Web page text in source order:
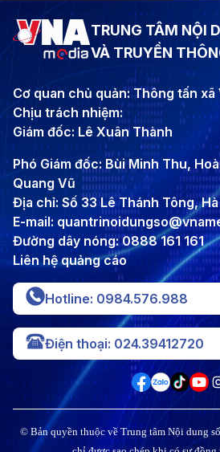
TRUNG TÂM NỘI
VÀ TRUYỀN
Cơ quan chủ quản: Thông tấn xã
Chịu trách nhiệm:
Giám đốc: Lê Xuân Thành
Phó Giám đốc: Bùi Minh Thu,
Quang Vũ
Địa chỉ: Số 33 Lê Thánh Tông,
E-mail:
Đường dây nóng: 0888 161 161
Liên hệ quảng cáo
Hotline: 0984.576.988
Điện thoại: 024.39412720
© Bản quyền thuộc về Trung tâm Nội dung